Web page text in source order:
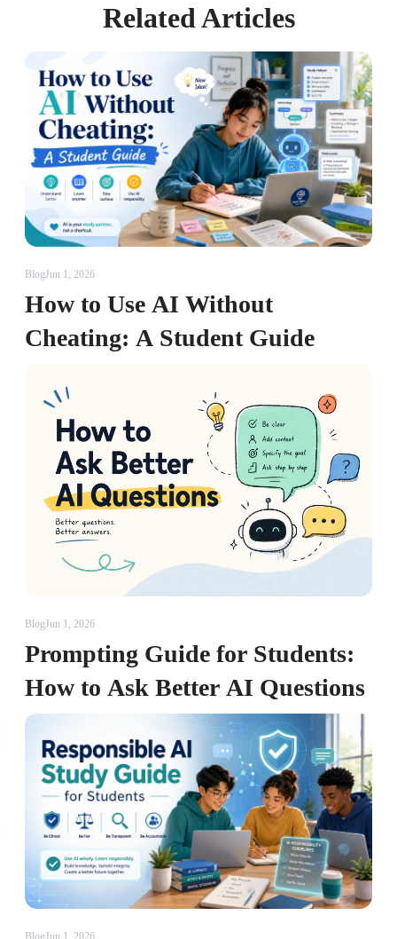
Related Articles
BlogJun 1, 2026
How to Use AI Without
Cheating: A Student Guide
BlogJun 1, 2026
Prompting Guide for Students:
How to Ask Better AI Questions